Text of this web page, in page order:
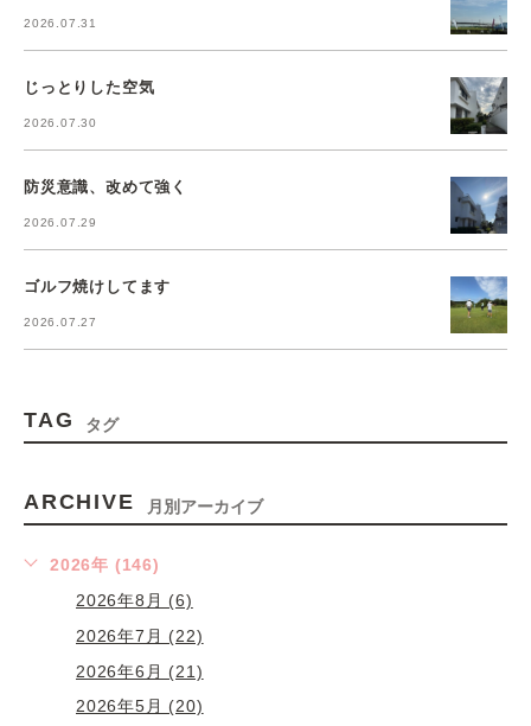
2026.07.31
じっとりした空気
2026.07.30
防災意識、改めて強く
2026.07.29
ゴルフ焼けしてます
2026.07.27
TAG タグ
ARCHIVE 月別アーカイブ
2026年 (146)
2026年8月 (6)
2026年7月 (22)
2026年6月 (21)
2026年5月 (20)